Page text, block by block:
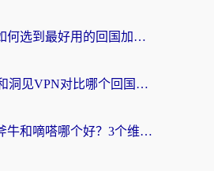
海外党必看：如何选到最好用的回国加速器？从节点到售后的全维度指南
ChickCN VPN和洞见VPN对比哪个回国效果更好？海外党亲测3款加速器+避坑指南
海外党必看：斧牛和嘀嗒哪个好？3个维度教你选对回国加速器